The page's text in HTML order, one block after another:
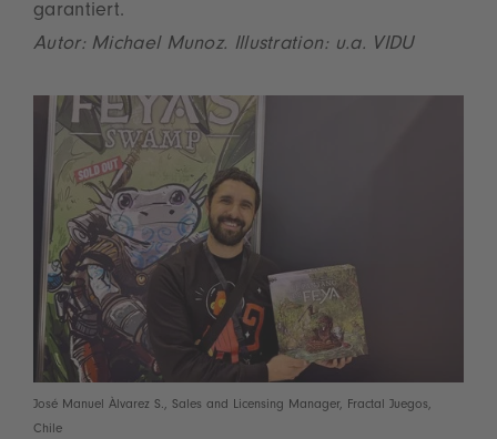
garantiert.
Autor: Michael Munoz. Illustration: u.a. VIDU
José Manuel Àlvarez S., Sales and Licensing Manager, Fractal Juegos,
Chile